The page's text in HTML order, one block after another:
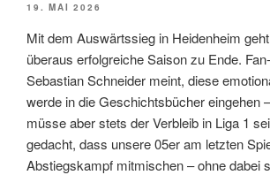
19. MAI 2026
Mit dem Auswärtssieg in Heidenheim
überaus erfolgreiche Saison zu Ende.
Sebastian Schneider meint, diese
werde in die Geschichtsbücher eingehen
müsse aber stets der Verbleib in Liga 1
gedacht, dass unsere 05er am letzten
Abstiegskampf mitmischen – ohne dabei